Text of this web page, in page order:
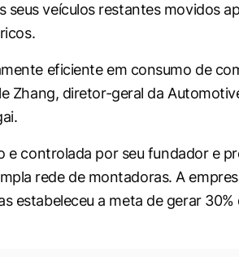
veículos restantes movidos
eficiente em consumo de
Zhang, diretor-geral da
e controlada por seu fundador e
rede de montadoras. A
estabeleceu a meta de gerar 30%